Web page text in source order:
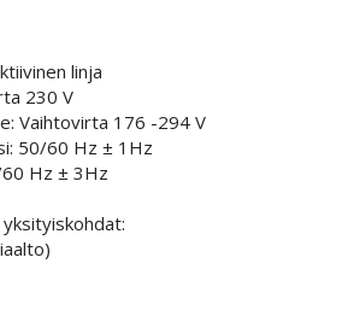
linja
230 V
Vaihtovirta 176 -294 V
50/60 Hz ± 1Hz
Hz ± 3Hz